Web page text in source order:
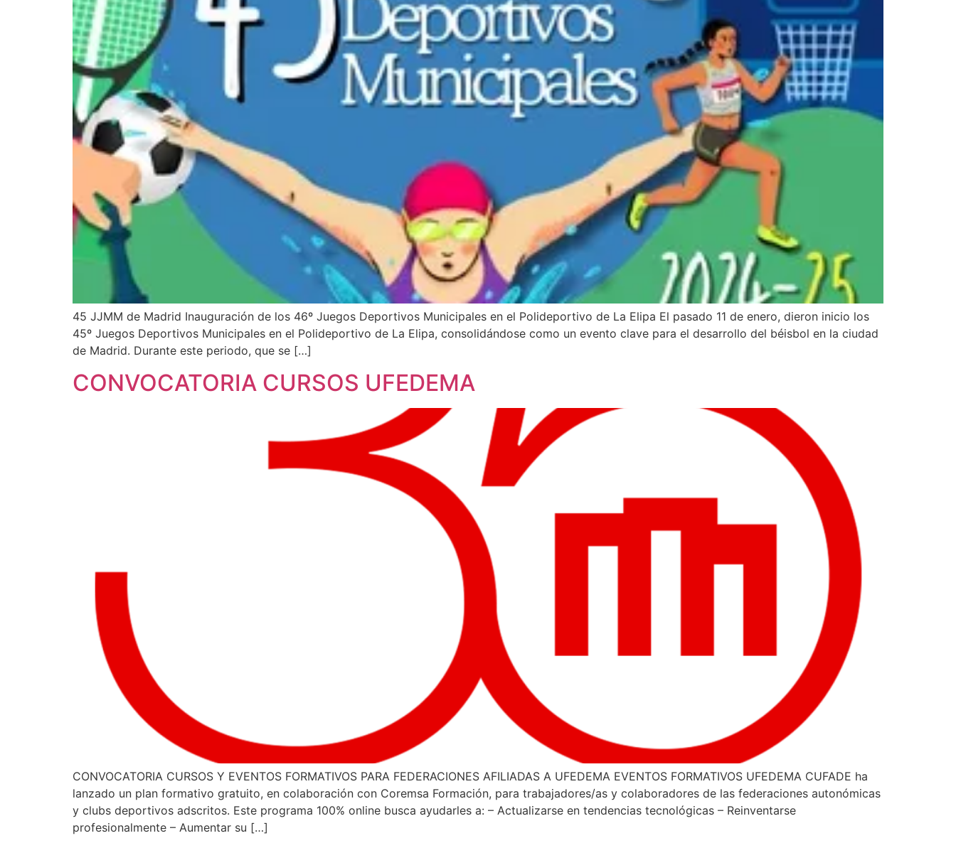
45 JJMM de Madrid Inauguración de los 46º Juegos Deportivos Municipales en el Polideportivo de La Elipa El pasado 11 de enero, dieron inicio los
45º Juegos Deportivos Municipales en el Polideportivo de La Elipa, consolidándose como un evento clave para el desarrollo del béisbol en la ciudad
de Madrid. Durante este periodo, que se […]
CONVOCATORIA CURSOS UFEDEMA
CONVOCATORIA CURSOS Y EVENTOS FORMATIVOS PARA FEDERACIONES AFILIADAS A UFEDEMA EVENTOS FORMATIVOS UFEDEMA CUFADE ha
lanzado un plan formativo gratuito, en colaboración con Coremsa Formación, para trabajadores/as y colaboradores de las federaciones autonómicas
y clubs deportivos adscritos. Este programa 100% online busca ayudarles a: – Actualizarse en tendencias tecnológicas – Reinventarse
profesionalmente – Aumentar su […]